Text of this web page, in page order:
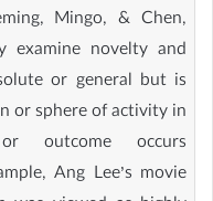
Mingo, & Chen,
examine novelty and
or general but is
or sphere of activity in
outcome occurs
Ang Lee’s movie